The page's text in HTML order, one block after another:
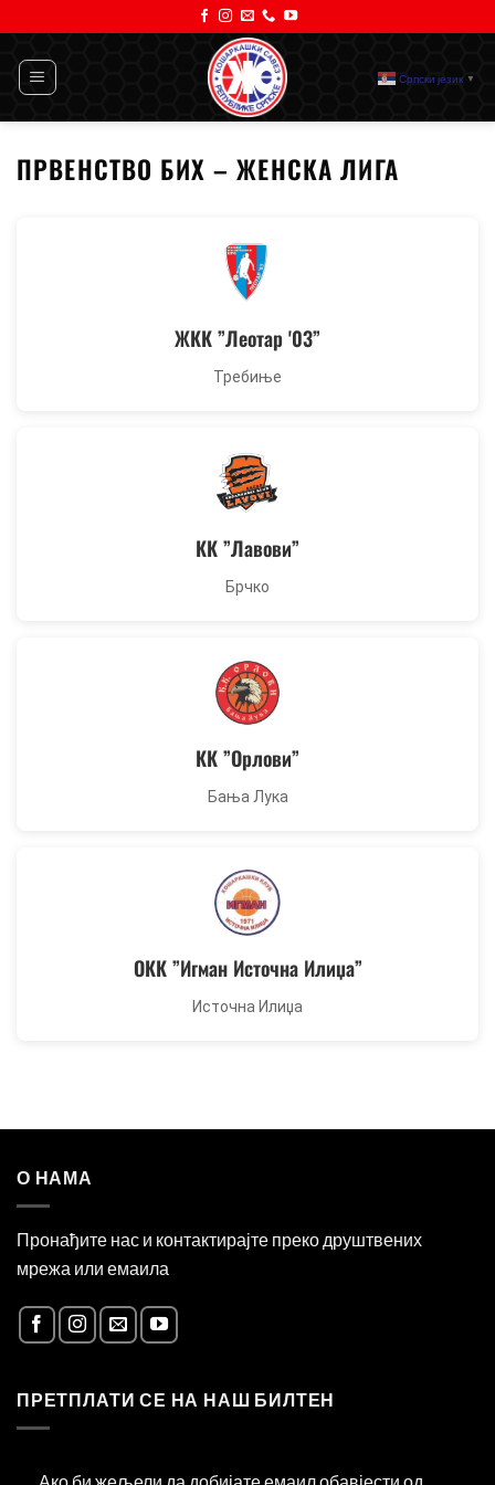
садржај
Српски језик ▼
ПРВЕНСТВО БИХ – ЖЕНСКА ЛИГА
ЖКК ”Леотар '03”
Требиње
КК ”Лавови”
Брчко
КК ”Орлови”
Бања Лука
ОКК ”Игман Источна Илиџа”
Источна Илиџа
О НАМА
Пронађите нас и контактирајте преко друштвених
мрежа или емаила
ПРЕТПЛАТИ СЕ НА НАШ БИЛТЕН